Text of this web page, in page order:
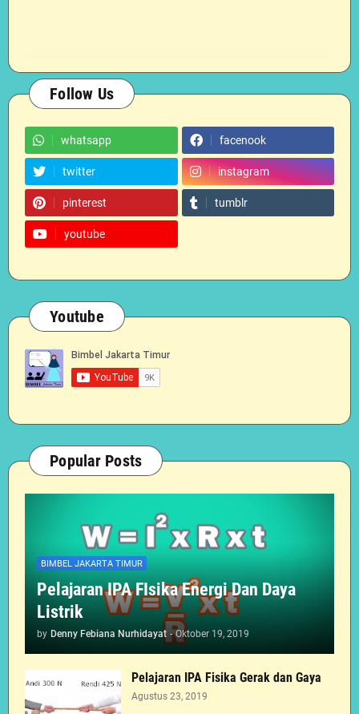
Follow Us
whatsapp facenook
twitter instagram
pinterest tumblr
youtube
Youtube
Popular Posts
BIMBEL JAKARTA TIMUR
Pelajaran IPA FIsika Energi Dan Daya
Listrik
by Denny Febiana Nurhidayat - Oktober 19, 2019
Pelajaran IPA Fisika Gerak dan Gaya
Agustus 23, 2019